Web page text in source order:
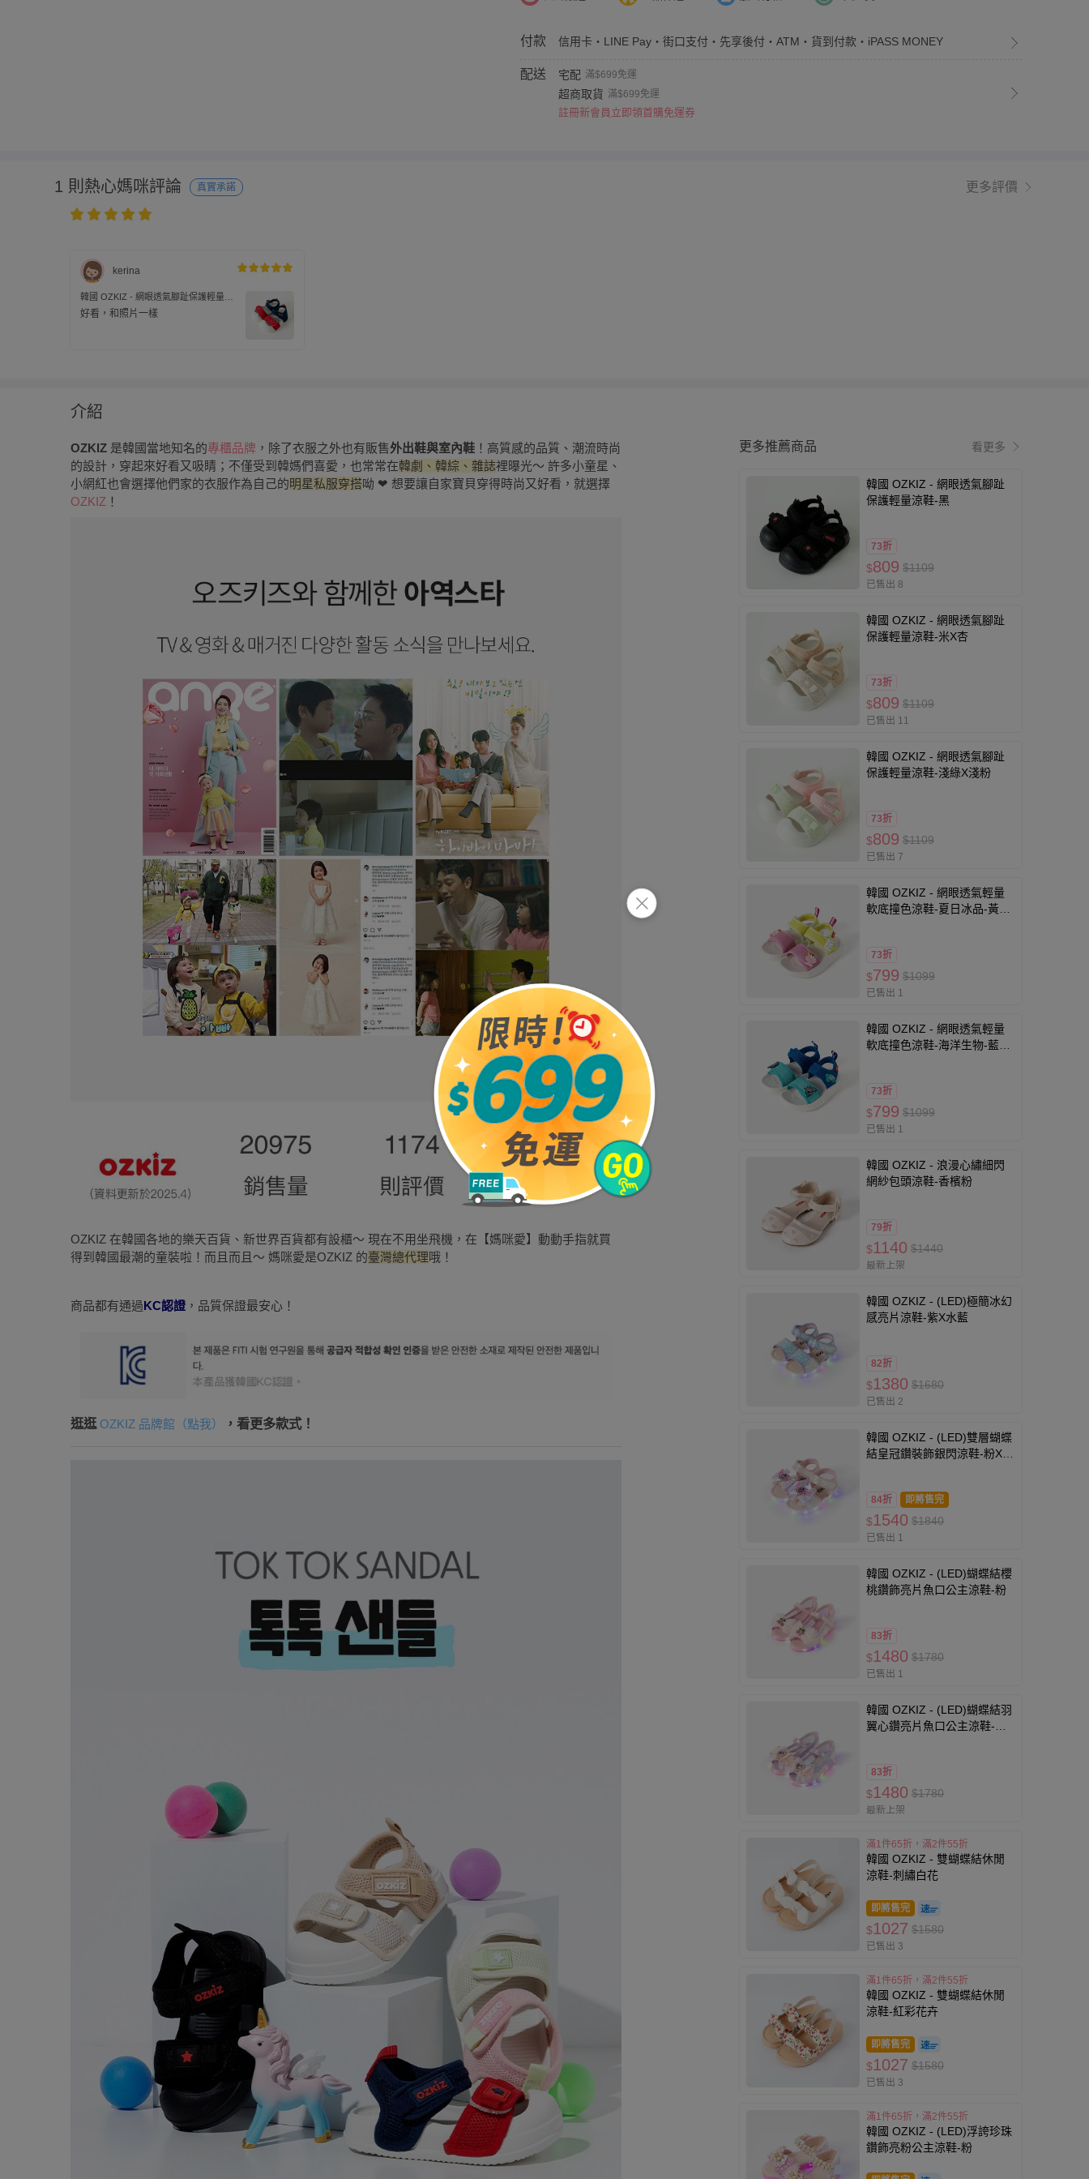
付款 信用卡・LINE Pay・街口支付・先享後付・ATM・貨到付款・iPASS MONEY
配送 宅配 滿$699免運
超商取貨 滿$699免運
註冊新會員立即領首購免運券
1 則熱心媽咪評論 真實承諾 更多評價
kerina
韓國 OZKIZ - 網眼透氣腳趾保護輕量涼
鞋-紅X海軍藍
好看，和照片一樣
介紹
OZKIZ 是韓國當地知名的專櫃品牌 ，除了衣服之外也有販售外出鞋與室內鞋 ！高質感的品質、潮流時尚
的設計，穿起來好看又吸睛；不僅受到韓媽們喜愛，也常常在韓劇、韓綜、雜誌裡曝光～ 許多小童星、
小網紅也會選擇他們家的衣服作為自己的明星私服穿搭呦 ❤ 想要讓自家寶貝穿得時尚又好看，就選擇
OZKIZ ！
OZKIZ 在韓國各地的樂天百貨、新世界百貨都有設櫃～ 現在不用坐飛機，在【媽咪愛】動動手指就買
得到韓國最潮的童裝啦！而且而且～ 媽咪愛是OZKIZ 的臺灣總代理哦！
KC認證 ，品質保證最安心！
OZKIZ 品牌館（點我） ，看更多款式！
更多推薦商品 看更多
韓國 OZKIZ - 網眼透氣腳趾
保護輕量涼鞋-黑
73折
$809 $1109
已售出 8
韓國 OZKIZ - 網眼透氣腳趾
保護輕量涼鞋-米X杏
73折
$809 $1109
已售出 11
韓國 OZKIZ - 網眼透氣腳趾
保護輕量涼鞋-淺綠X淺粉
73折
$809 $1109
已售出 7
韓國 OZKIZ - 網眼透氣輕量
軟底撞色涼鞋-夏日冰品-黃X
73折
$799 $1099
已售出 1
韓國 OZKIZ - 網眼透氣輕量
軟底撞色涼鞋-海洋生物-藍X
73折
$799 $1099
已售出 1
韓國 OZKIZ - 浪漫心繡細閃
網紗包頭涼鞋-香檳粉
79折
$1140 $1440
最新上架
韓國 OZKIZ - (LED)極簡冰幻
感亮片涼鞋-紫X水藍
82折
$1380 $1680
已售出 2
韓國 OZKIZ - (LED)雙層蝴蝶
結皇冠鑽裝飾銀閃涼鞋-粉X銀
84折 即將售完
$1540 $1840
已售出 1
韓國 OZKIZ - (LED)蝴蝶結櫻
桃鑽飾亮片魚口公主涼鞋-粉
83折
$1480 $1780
已售出 1
韓國 OZKIZ - (LED)蝴蝶結羽
翼心鑽亮片魚口公主涼鞋-紫
83折
$1480 $1780
最新上架
滿1件65折，滿2件55折
韓國 OZKIZ - 雙蝴蝶結休閒
涼鞋-刺繡白花
即將售完
$1027 $1580
已售出 3
滿1件65折，滿2件55折
韓國 OZKIZ - 雙蝴蝶結休閒
涼鞋-紅彩花卉
即將售完
$1027 $1580
已售出 3
滿1件65折，滿2件55折
韓國 OZKIZ - (LED)浮誇珍珠
鑽飾亮粉公主涼鞋-粉